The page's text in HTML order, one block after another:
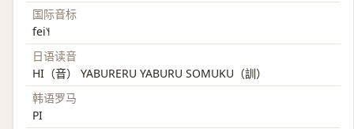
国际音标
fei˥˧
日语读音
HI（音） YABURERU YABURU SOMUKU（訓）
韩语罗马
PI